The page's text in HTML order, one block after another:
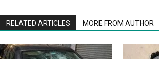
RELATED ARTICLES MORE FROM AUTHOR